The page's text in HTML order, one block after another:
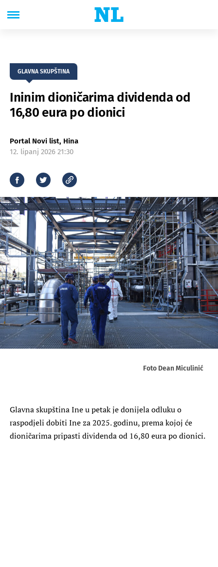
GLAVNA SKUPŠTINA
Ininim dioničarima dividenda od
16,80 eura po dionici
Portal Novi list, Hina
12. lipanj 2026 21:30
Foto Dean Miculinić
Glavna skupština Ine u petak je donijela odluku o
raspodjeli dobiti Ine za 2025. godinu, prema kojoj će
dioničarima pripasti dividenda od 16,80 eura po dionici.